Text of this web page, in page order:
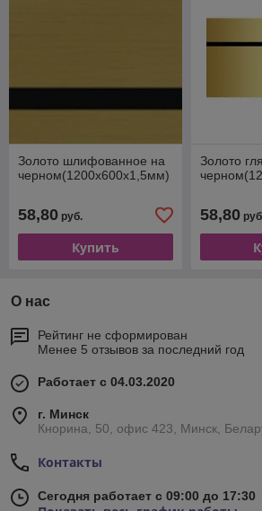
Золото шлифованное на
черном(1200х600х1,5мм)
58,80 руб.
Купить
Золото
58,80
О нас
Рейтинг не сформирован
Менее 5 отзывов за последний год
Работает с 04.03.2020
г. Минск
Кнорина, 50, офис 423, Минск,
Контакты
Сегодня работает с 09:00 до 17:30